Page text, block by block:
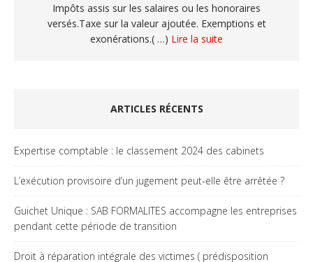
Impôts assis sur les salaires ou les honoraires
versés.Taxe sur la valeur ajoutée. Exemptions et
exonérations.( …) Lire la suite
ARTICLES RÉCENTS
Expertise comptable : le classement 2024 des cabinets
L’exécution provisoire d’un jugement peut-elle être arrêtée ?
Guichet Unique : SAB FORMALITES accompagne les entreprises
pendant cette période de transition
Droit à réparation intégrale des victimes ( prédisposition